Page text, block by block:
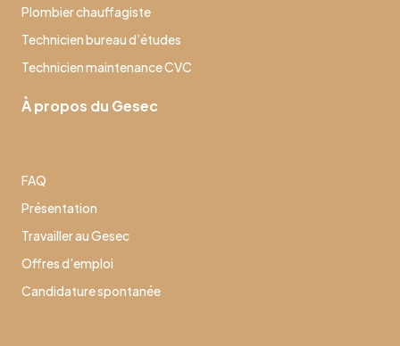
Plombier chauffagiste
Technicien bureau d’études
Technicien maintenance CVC
À propos du Gesec
FAQ
Présentation
Travailler au Gesec
Offres d’emploi
Candidature spontanée